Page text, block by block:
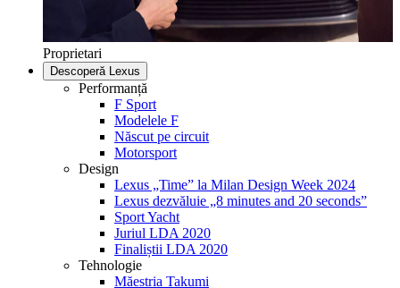
Proprietari
Descoperă Lexus
Performanță
F Sport
Modelele F
Născut pe circuit
Motorsport
Design
Lexus „Time” la Milan Design Week 2024
Lexus dezvăluie „8 minutes and 20 seconds”
Sport Yacht
Juriul LDA 2020
Finaliștii LDA 2020
Tehnologie
Măestria Takumi